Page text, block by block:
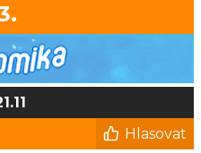
Hlasovat